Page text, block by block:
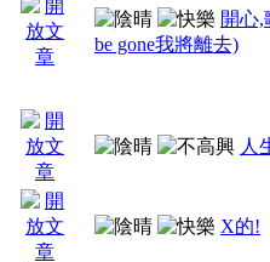
開心,
be gone我將離去)
人
X的!